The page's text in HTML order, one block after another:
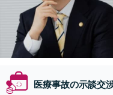
医療事故の示談交